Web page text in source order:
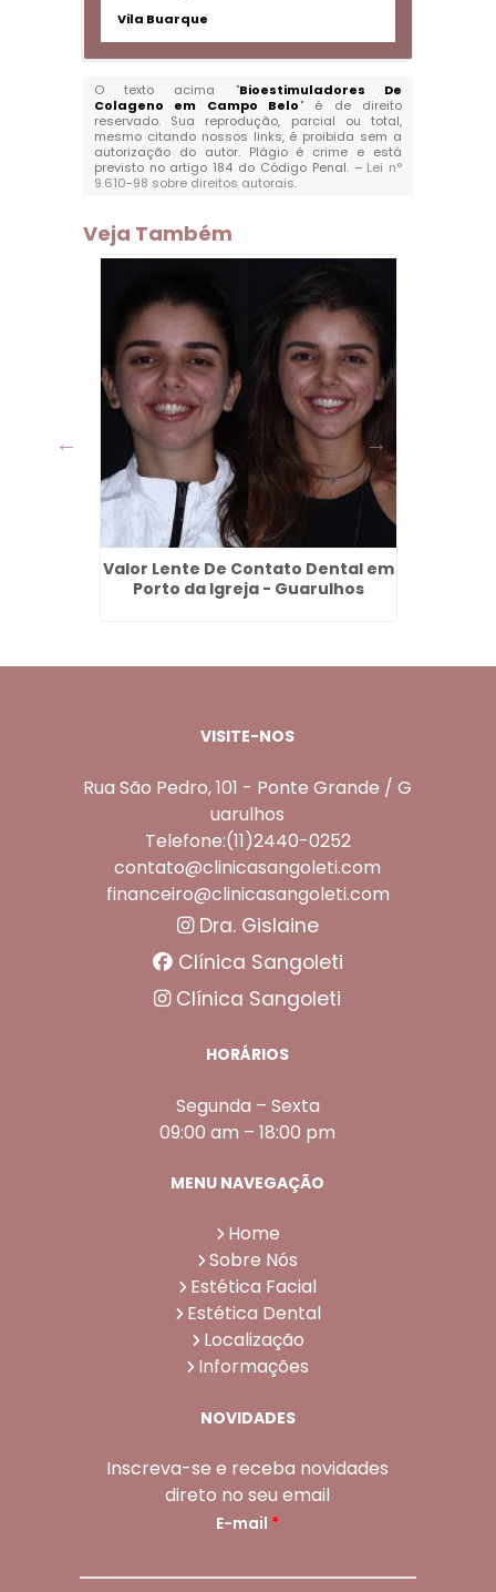
Vila Buarque
O texto acima "Bioestimuladores De
Colageno em Campo Belo" é de direito
reservado. Sua reprodução, parcial ou total,
mesmo citando nossos links, é proibida sem a
autorização do autor. Plágio é crime e está
previsto no artigo 184 do Código Penal. – Lei n°
9.610-98 sobre direitos autorais.
Veja Também
Valor Lente De Contato Dental em
Porto da Igreja - Guarulhos
VISITE-NOS
Rua São Pedro, 101 - Ponte Grande / G
uarulhos
Telefone:(11)2440-0252
contato@clinicasangoleti.com
financeiro@clinicasangoleti.com
Dra. Gislaine
Clínica Sangoleti
Clínica Sangoleti
HORÁRIOS
Segunda – Sexta
09:00 am – 18:00 pm
MENU NAVEGAÇÃO
Home
Sobre Nós
Estética Facial
Estética Dental
Localização
Informações
NOVIDADES
Inscreva-se e receba novidades
direto no seu email
E-mail *